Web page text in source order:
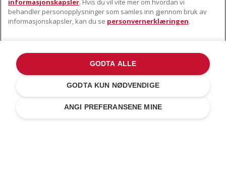
informasjonskapsler. Hvis du vil vite mer om hvordan vi
behandler personopplysninger som samles inn gjennom bruk av
informasjonskapsler, kan du se personvernerklæringen.
ANGI PREFERANSENE MINE
GODTA KUN NØDVENDIGE
GODTA ALLE